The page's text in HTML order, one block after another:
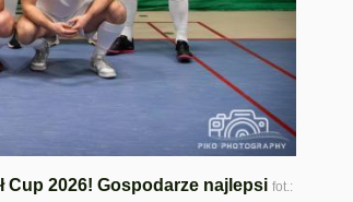
Cup 2026! Gospodarze najlepsi fot.: